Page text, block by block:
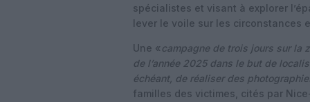
spécialistes et visant à explorer
lever le voile sur les circonstances
Une « campagne de trois jours sur la
de l’année 2025 dans le but de
échéant, de réaliser des
familles des victimes, cités par